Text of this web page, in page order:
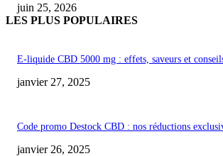
juin 25, 2026
LES PLUS POPULAIRES
E-liquide CBD 5000 mg : effets, saveurs et
janvier 27, 2025
Code promo Destock CBD : nos réductions
janvier 26, 2025